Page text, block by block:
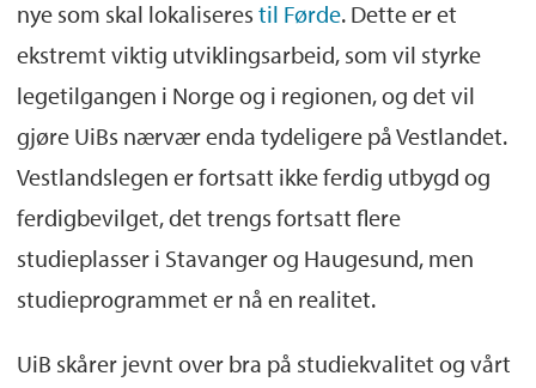
nye som skal lokaliseres til Førde. Dette er et
ekstremt viktig utviklingsarbeid, som vil styrke
legetilgangen i Norge og i regionen, og det vil
gjøre UiBs nærvær enda tydeligere på Vestlandet.
Vestlandslegen er fortsatt ikke ferdig utbygd og
ferdigbevilget, det trengs fortsatt flere
studieplasser i Stavanger og Haugesund, men
studieprogrammet er nå en realitet.
UiB skårer jevnt over bra på studiekvalitet og vårt